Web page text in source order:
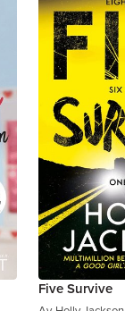
Five Survive